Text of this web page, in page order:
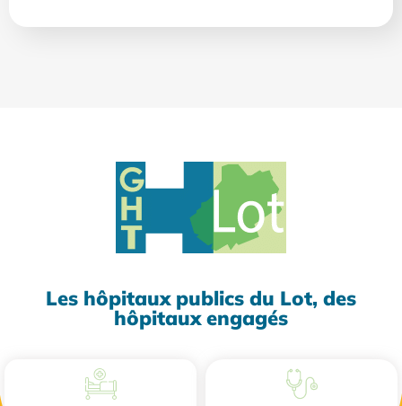
Les hôpitaux publics du Lot, des
hôpitaux engagés